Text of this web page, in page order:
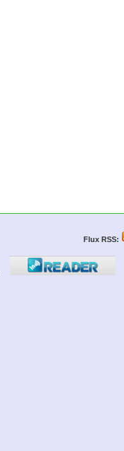
Flux RSS: